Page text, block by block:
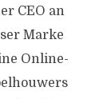
CEO an
Marke
Online-